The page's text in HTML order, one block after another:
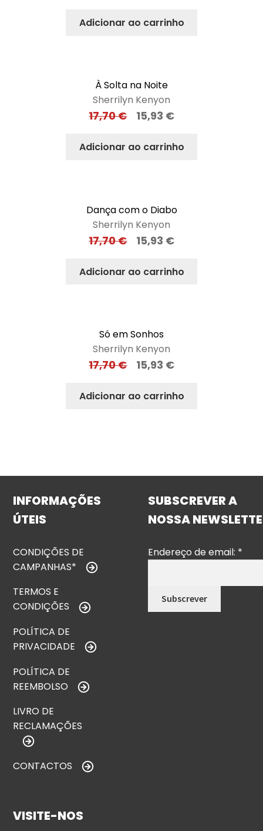
Adicionar ao carrinho
À Solta na Noite
Sherrilyn Kenyon
17,70€ 15,93 €
Adicionar ao carrinho
Dança com o Diabo
Sherrilyn Kenyon
17,70€ 15,93 €
Adicionar ao carrinho
Só em Sonhos
Sherrilyn Kenyon
17,70€ 15,93 €
Adicionar ao carrinho
INFORMAÇÕES
ÚTEIS
CONDIÇÕES DE
CAMPANHAS*
TERMOS E
CONDIÇÕES
POLÍTICA DE
PRIVACIDADE
POLÍTICA DE
REEMBOLSO
LIVRO DE
RECLAMAÇÕES
CONTACTOS
SUBSCREVER A
NOSSA
Endereço de email: *
VISITE-NOS